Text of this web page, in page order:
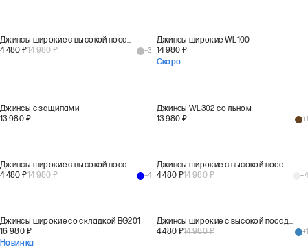
Джинсы широкие с высокой посадкой WL100
4 480 ₽14 980₽ +3
Джинсы широкие WL100
14 980 ₽
Скоро
Джинсы с защипами
13 980 ₽
Джинсы WL302 со льном
13 980 ₽ +1
Джинсы широкие с высокой посадкой WL100
4 480 ₽14 980₽ +4
Джинсы широкие с высокой посадкой WL100
4 480 ₽14 980₽ +4
Джинсы широкие со складкой BG201
16 980 ₽
Новинка
Джинсы широкие с высокой посадкой WL106
4 480 ₽14 980₽ +1